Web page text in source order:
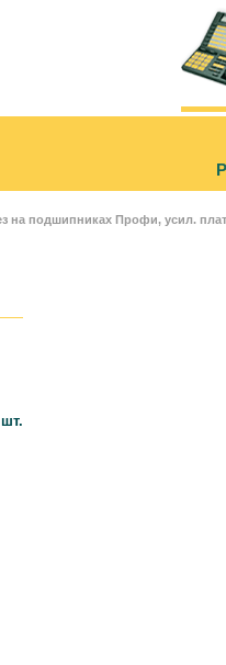
на подшипниках Профи, усил.